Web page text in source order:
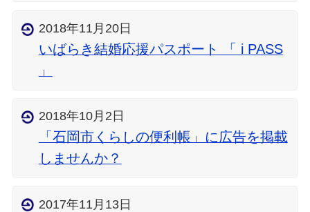
2018年11月20日
いばらき結婚応援パスポート 「 i PASS
」
2018年10月2日
「石岡市くらしの便利帳」に広告を掲載
しませんか？
2017年11月13日